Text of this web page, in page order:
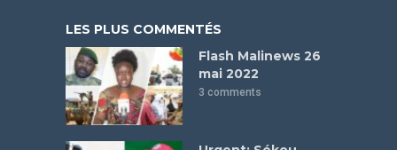
LES PLUS COMMENTÉS
Flash Malinews 26
mai 2022
3 comments